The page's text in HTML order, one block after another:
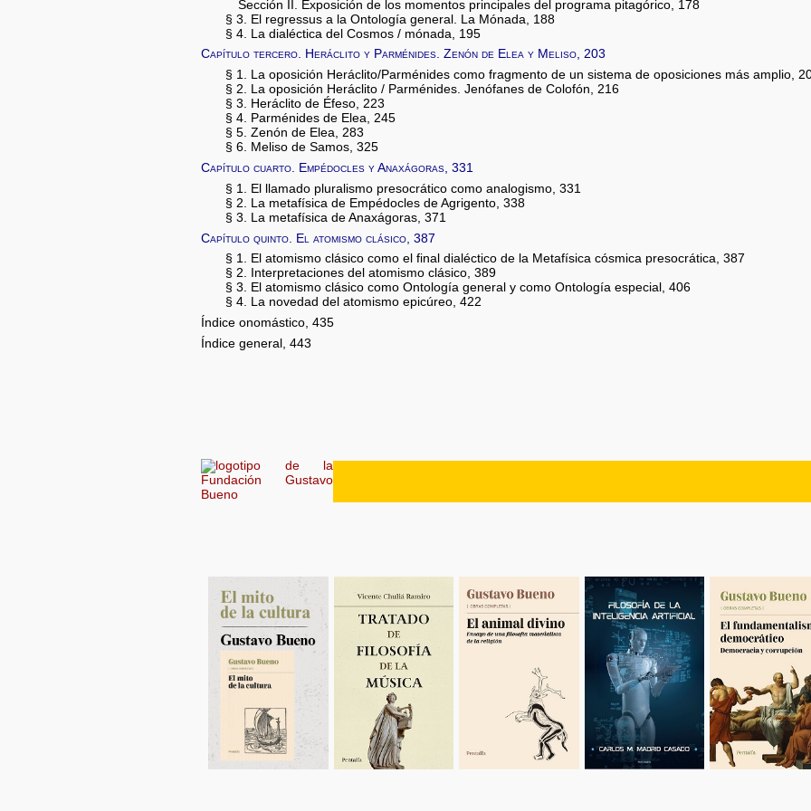
Sección II. Exposición de los momentos principales del programa pitagórico, 178
§ 3. El regressus a la Ontología general. La Mónada, 188
§ 4. La dialéctica del Cosmos / mónada, 195
Capítulo tercero. Heráclito y Parménides. Zenón de Elea y Meliso, 203
§ 1. La oposición Heráclito/Parménides como fragmento de un sistema de oposiciones más amplio,
§ 2. La oposición Heráclito / Parménides. Jenófanes de Colofón, 216
§ 3. Heráclito de Éfeso, 223
§ 4. Parménides de Elea, 245
§ 5. Zenón de Elea, 283
§ 6. Meliso de Samos, 325
Capítulo cuarto. Empédocles y Anaxágoras, 331
§ 1. El llamado pluralismo presocrático como analogismo, 331
§ 2. La metafísica de Empédocles de Agrigento, 338
§ 3. La metafísica de Anaxágoras, 371
Capítulo quinto. El atomismo clásico, 387
§ 1. El atomismo clásico como el final dialéctico de la Metafísica cósmica presocrática, 387
§ 2. Interpretaciones del atomismo clásico, 389
§ 3. El atomismo clásico como Ontología general y como Ontología especial, 406
§ 4. La novedad del atomismo epicúreo, 422
Índice onomástico, 435
Índice general, 443